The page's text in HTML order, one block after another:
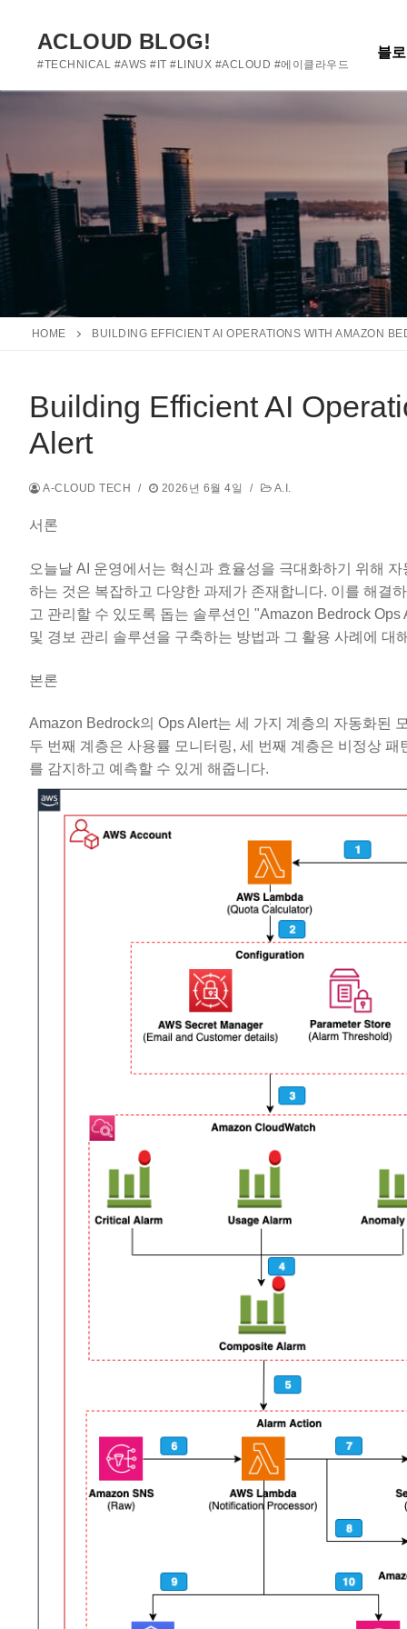
기
ACLOUD BLOG!
#TECHNICAL #AWS #IT #LINUX #ACLOUD #에이클라우드
블
HOME BUILDING EFFICIENT AI OPERATIONS WITH AMAZON
Building Efficient AI
Alert
A-CLOUD TECH / 2026년 6월 4일 / A.I.
서론
오늘날 AI 운영에서는 혁신과 효율성을 극대화하기 위해
하는 것은 복잡하고 다양한 과제가 존재합니다. 이를 해결
고 관리할 수 있도록 돕는 솔루션인 "Amazon Bedrock
및 경보 관리 솔루션을 구축하는 방법과 그 활용 사례에 대
본론
Amazon Bedrock의 Ops Alert는 세 가지 계층의 자동화된
두 번째 계층은 사용률 모니터링, 세 번째 계층은 비정상
를 감지하고 예측할 수 있게 해줍니다.